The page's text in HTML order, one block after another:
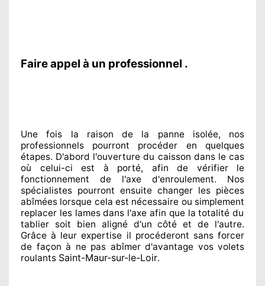
Faire appel à un professionnel .
Une fois la raison de la panne isolée, nos
professionnels pourront procéder
en quelques
étapes. D'abord l'ouverture du caisson dans le cas
où celui-ci est à porté, afin de vérifier le
fonctionnement de l'axe d'enroulement. Nos
spécialistes pourront ensuite changer les pièces
abîmées lorsque cela est nécessaire ou simplement
replacer les lames dans l'axe afin que la totalité du
tablier soit bien aligné d'un côté et de l'autre.
Grâce à leur expertise il procéderont sans forcer
de façon à ne pas abîmerd'avantage vos volets
roulants Saint-Maur-sur-le-Loir.